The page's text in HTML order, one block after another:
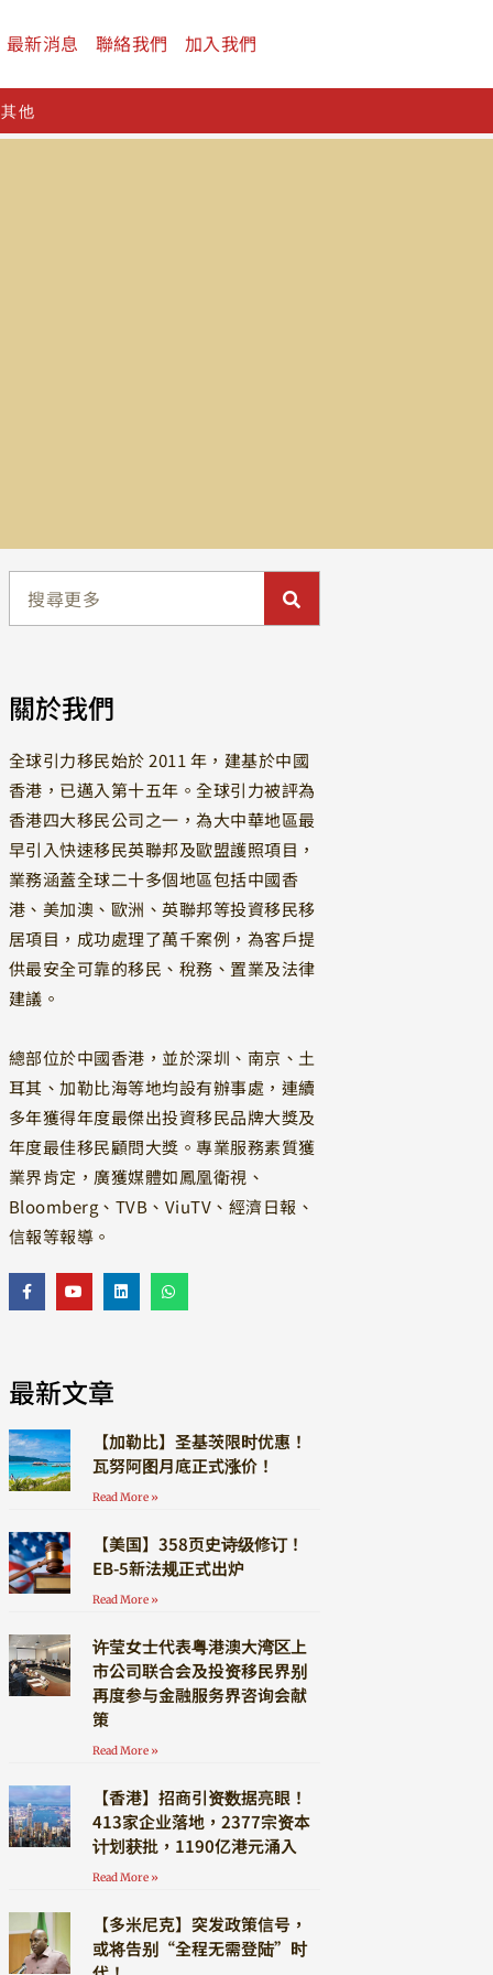
最新消息 聯絡我們 加入我們
他
關於我們
全球引力移民始於 2011 年，建基於中國
香港，已邁入第十五年。全球引力被評為
香港四大移民公司之一，為大中華地區最
早引入快速移民英聯邦及歐盟護照項目，
業務涵蓋全球二十多個地區包括中國香
港、美加澳、歐洲、英聯邦等投資移民移
居項目，成功處理了萬千案例，為客戶提
供最安全可靠的移民、稅務、置業及法律
建議。
總部位於中國香港，並於深圳、南京、土
耳其、加勒比海等地均設有辦事處，連續
多年獲得年度最傑出投資移民品牌大獎及
年度最佳移民顧問大獎。專業服務素質獲
業界肯定，廣獲媒體如鳳凰衛視、
Bloomberg、TVB、ViuTV、經濟日報、
信報等報導。
最新文章
【加勒比】圣基茨限时优惠！
瓦努阿图月底正式涨价！
Read More »
【美国】358页史诗级修订！
EB-5新法规正式出炉
Read More »
许莹女士代表粤港澳大湾区上
市公司联合会及投资移民界别
再度参与金融服务界咨询会献
策
Read More »
【香港】招商引资数据亮眼！
413家企业落地，2377宗资本
计划获批，1190亿港元涌入
Read More »
【多米尼克】突发政策信号，
或将告别“全程无需登陆”时